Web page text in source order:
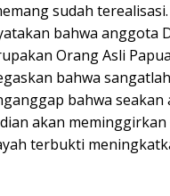
sudah
bahwa anggota
Orang Asli
bahwa
bahwa seakan
akan meminggirkan
terbukti